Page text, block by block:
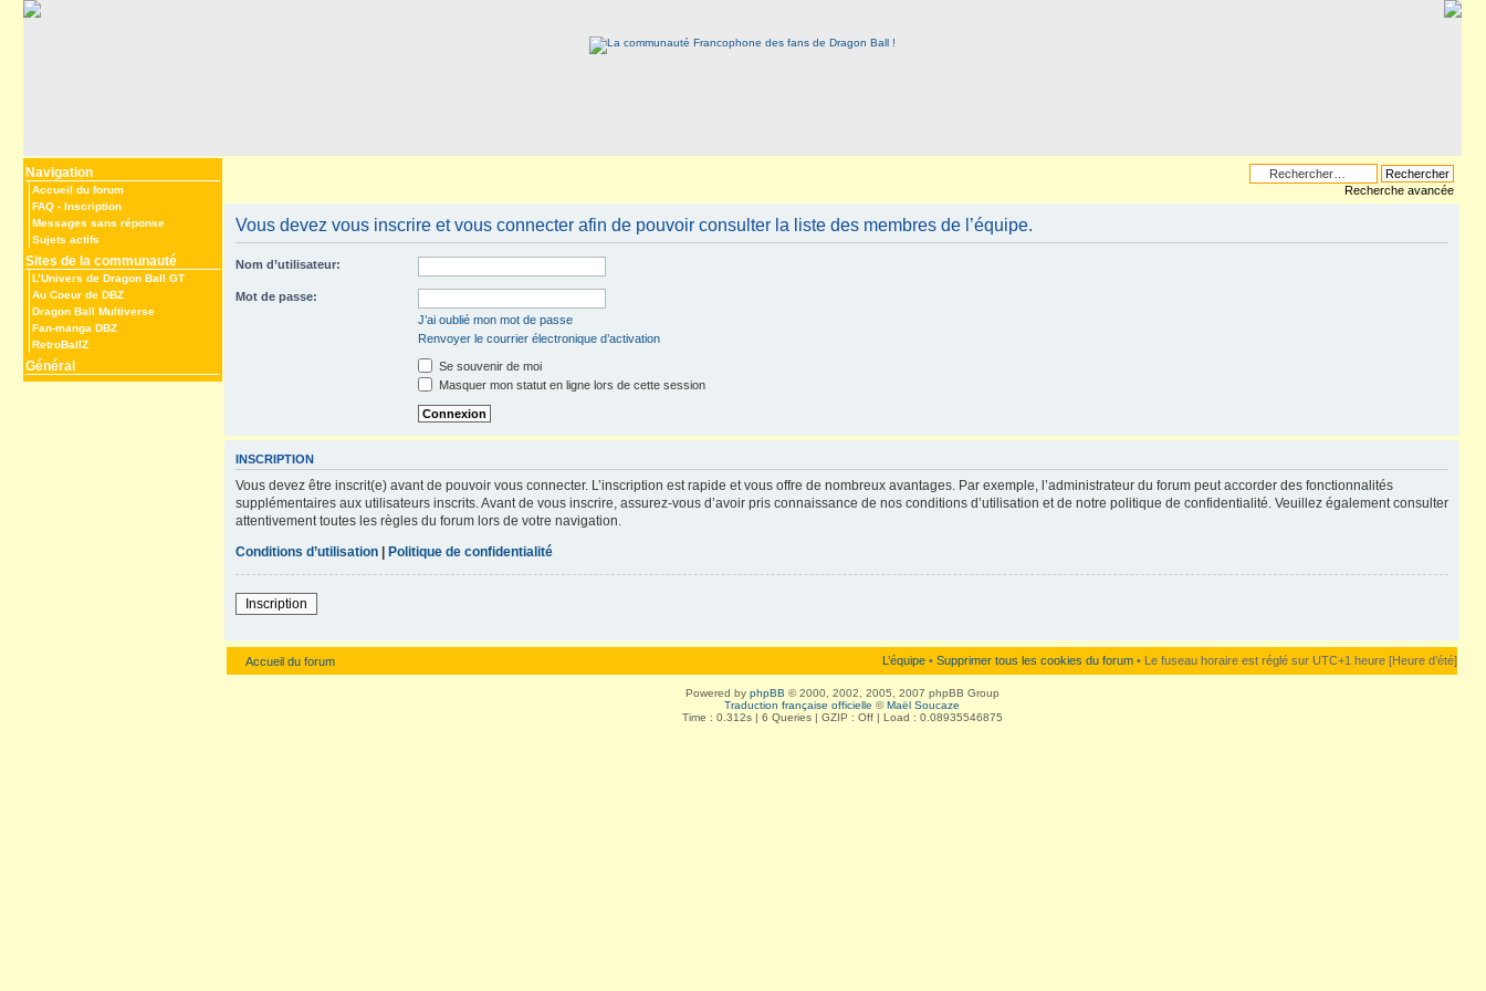
Navigation
Accueil du forum
FAQ - Inscription
Messages sans réponse
Sujets actifs
Sites de la communauté
L’Univers de Dragon Ball GT
Au Coeur de DBZ
Dragon Ball Multiverse
Fan-manga DBZ
RetroBallZ
Général
Recherche avancée
Vous devez vous inscrire et vous connecter afin de pouvoir consulter la liste des membres de l’équipe.
Nom d’utilisateur:
Mot de passe:
J’ai oublié mon mot de passe
Renvoyer le courrier électronique d’activation
Se souvenir de moi
Masquer mon statut en ligne lors de cette session
INSCRIPTION
Vous devez être inscrit(e) avant de pouvoir vous connecter. L’inscription est rapide et vous offre de nombreux avantages. Par exemple, l’administrateur du forum peut accorder des fonctionnalités
supplémentaires aux utilisateurs inscrits. Avant de vous inscrire, assurez-vous d’avoir pris connaissance de nos conditions d’utilisation et de notre politique de confidentialité. Veuillez également consulter
attentivement toutes les règles du forum lors de votre navigation.
Conditions d’utilisation | Politique de confidentialité
Inscription
Accueil du forum L’équipe • Supprimer tous les cookies du forum • Le fuseau horaire est réglé sur UTC+1 heure [Heure d’été]
Powered by phpBB © 2000, 2002, 2005, 2007 phpBB Group
Traduction française officielle ©Maël Soucaze
Time : 0.312s | 6 Queries | GZIP : Off | Load : 0.08935546875